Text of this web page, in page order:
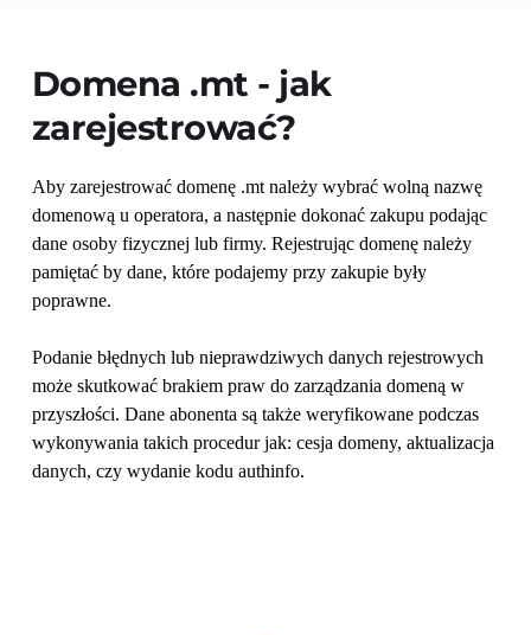
Domena .mt - jak
zarejestrować?
Aby zarejestrować domenę .mt należy wybrać wolną nazwę
domenową u operatora, a następnie dokonać zakupu podając
dane osoby fizycznej lub firmy. Rejestrując domenę należy
pamiętać by dane, które podajemy przy zakupie były
poprawne.
Podanie błędnych lub nieprawdziwych danych rejestrowych
może skutkować brakiem praw do zarządzania domeną w
przyszłości. Dane abonenta są także weryfikowane podczas
wykonywania takich procedur jak: cesja domeny, aktualizacja
danych, czy wydanie kodu authinfo.